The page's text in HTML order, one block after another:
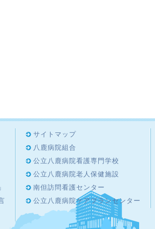
サイトマップ
八鹿病院組合
公立八鹿病院看護専門学校
公立八鹿病院老人保健施設
南但訪問看護センター
公立八鹿病院ケアプランセンター